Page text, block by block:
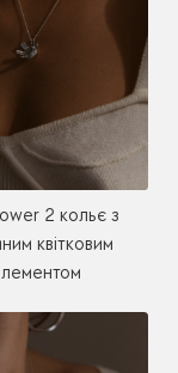
2 кольє з
квітковим